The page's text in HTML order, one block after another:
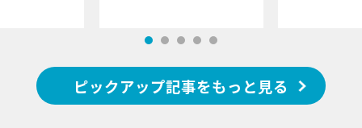
ピックアップ記事をもっと見る